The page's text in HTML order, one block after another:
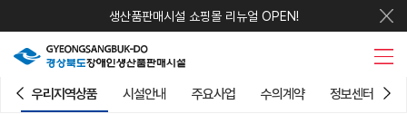
생산품판매시설 쇼핑몰 리뉴얼 OPEN!
우리지역상품 시설안내 주요사업 수의계약 정보센터